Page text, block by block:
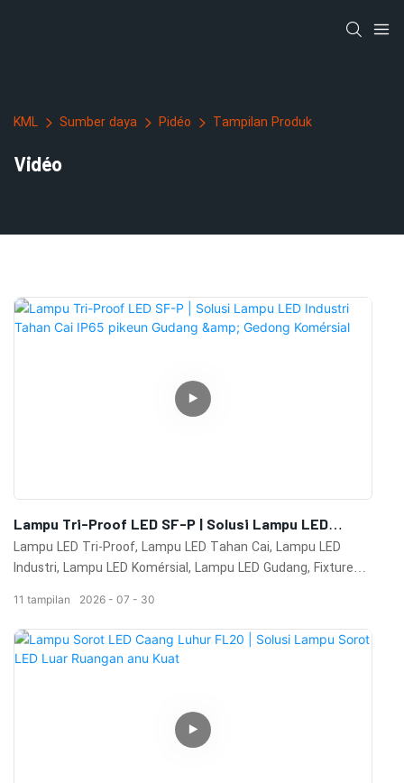
KML Sumber daya Pidéo Tampilan Produk
Vidéo
Lampu Tri-Proof LED SF-P | Solusi Lampu LED
Industri Tahan Cai IP65 Pikeun Gudang & Gedong
Komérsial
Lampu LED Tri-Proof, Lampu LED Tahan Cai, Lampu LED
Industri, Lampu LED Komérsial, Lampu LED Gudang, Fixture
Tahan Uap, Lampu Pabrik, Lampu Bengkel, Lampu
Panyimpenan Tiis, Lampu LED Efisiensi Tinggi, Fixture LED
Hemat Énergi, Produsen Lampu Industri, Solusi Lampu
Komérsial, Lampu Linear LED, Lampu LED KML, Lampu LED
2026 07 30
11 tampilan